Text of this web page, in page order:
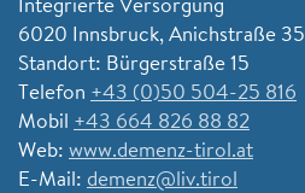
Integrierte Versorgung
6020 Innsbruck, Anichstraße 35
Standort: Bürgerstraße 15
Telefon +43 (0)50 504-25 816
Mobil +43 664 826 88 82
Web: www.demenz-tirol.at
E-Mail: demenz@liv.tirol